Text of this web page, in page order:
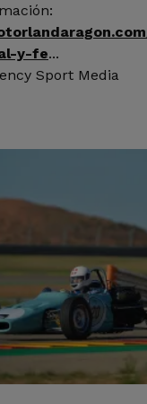
y-fe...
Sport Media